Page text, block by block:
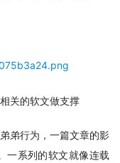
关的软文做支撑
弟行为，一篇文章的影
一系列的软文就像连载